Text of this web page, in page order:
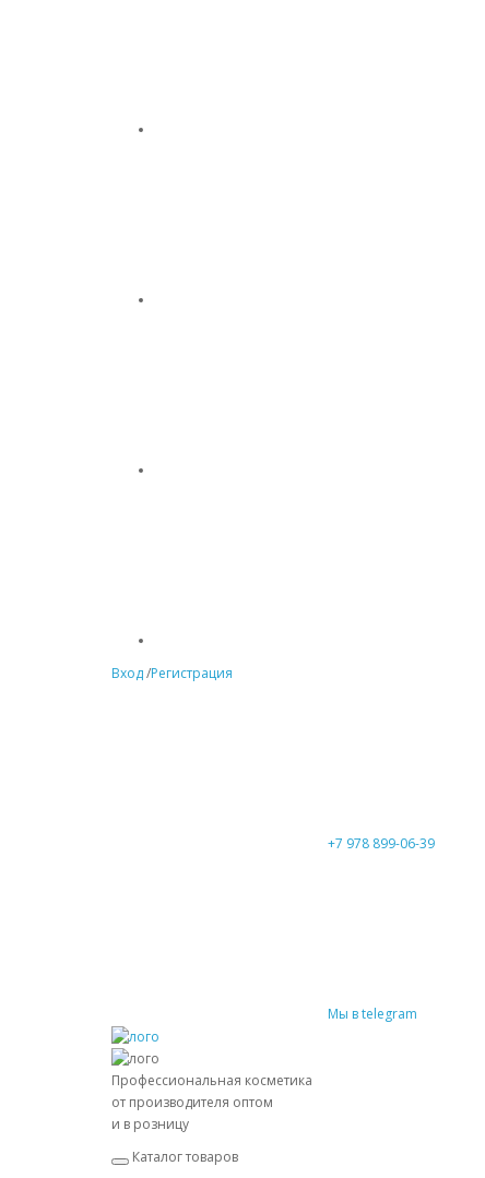
Вход/Регистрация
+7 978 899-06-39
Мы в telegram
Профессиональная косметика
от производителя оптом
и в розницу
Каталог товаров